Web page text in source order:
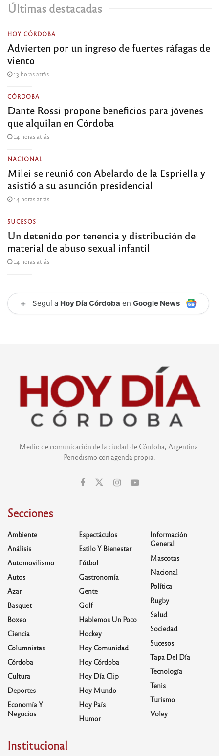
Últimas destacadas
HOY CÓRDOBA
Advierten por un ingreso de fuertes ráfagas de
viento
13 horas atrás
CÓRDOBA
Dante Rossi propone beneficios para jóvenes
que alquilan en Córdoba
14 horas atrás
NACIONAL
Milei se reunió con Abelardo de la Espriella y
asistió a su asunción presidencial
14 horas atrás
SUCESOS
Un detenido por tenencia y distribución de
material de abuso sexual infantil
14 horas atrás
+ Seguí a Hoy Día Córdoba en Google News
Medio de comunicación de la ciudad de Córdoba, Argentina.
Periodismo con agenda propia.
Secciones
Ambiente
Análisis
Automovilismo
Autos
Azar
Basquet
Boxeo
Ciencia
Columnistas
Córdoba
Cultura
Deportes
Economía Y
Negocios
Espectáculos
Estilo Y Bienestar
Fútbol
Gastronomía
Gente
Golf
Hablemos Un Poco
Hockey
Hoy Comunidad
Hoy Córdoba
Hoy Día Clip
Hoy Mundo
Hoy País
Humor
Información
General
Mascotas
Nacional
Política
Rugby
Salud
Sociedad
Sucesos
Tapa Del Día
Tecnología
Tenis
Turismo
Voley
Institucional